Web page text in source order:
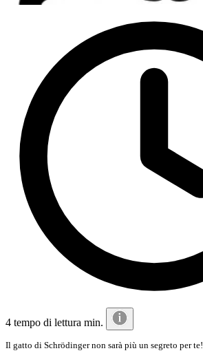
4 tempo di lettura min.
Il gatto di Schrödinger non sarà più un segreto per te!